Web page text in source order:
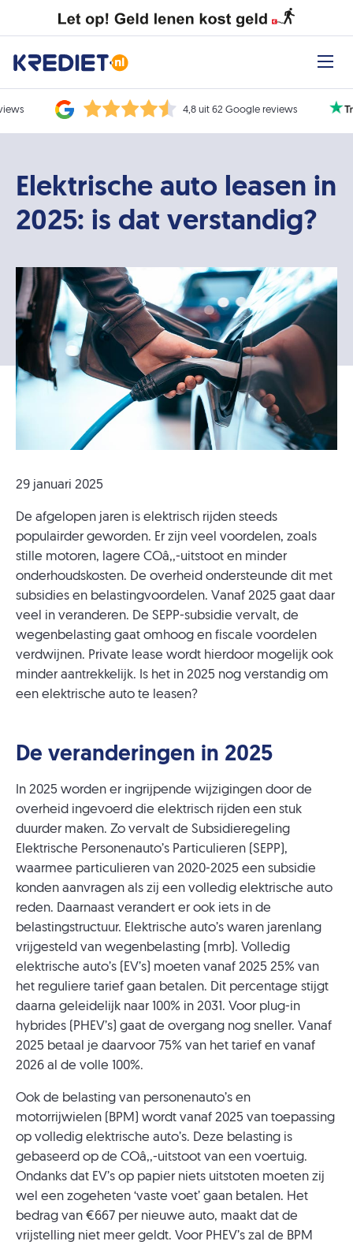
4,8 uit 62 Google reviews
Elektrische auto leasen in
2025: is dat verstandig?
29 januari 2025
De afgelopen jaren is elektrisch rijden steeds
populairder geworden. Er zijn veel voordelen, zoals
stille motoren, lagere COâ‚‚-uitstoot en minder
onderhoudskosten. De overheid ondersteunde dit met
subsidies en belastingvoordelen. Vanaf 2025 gaat daar
veel in veranderen. De SEPP-subsidie vervalt, de
wegenbelasting gaat omhoog en fiscale voordelen
verdwijnen. Private lease wordt hierdoor mogelijk ook
minder aantrekkelijk. Is het in 2025 nog verstandig om
een elektrische auto te leasen?
De veranderingen in 2025
In 2025 worden er ingrijpende wijzigingen door de
overheid ingevoerd die elektrisch rijden een stuk
duurder maken. Zo vervalt de Subsidieregeling
Elektrische Personenauto’s Particulieren (SEPP),
waarmee particulieren van 2020-2025 een subsidie
konden aanvragen als zij een volledig elektrische auto
reden. Daarnaast verandert er ook iets in de
belastingstructuur. Elektrische auto’s waren jarenlang
vrijgesteld van wegenbelasting (mrb). Volledig
elektrische auto’s (EV’s) moeten vanaf 2025 25% van
het reguliere tarief gaan betalen. Dit percentage stijgt
daarna geleidelijk naar 100% in 2031. Voor plug-in
hybrides (PHEV’s) gaat de overgang nog sneller. Vanaf
2025 betaal je daarvoor 75% van het tarief en vanaf
2026 al de volle 100%.
Ook de belasting van personenauto’s en
motorrijwielen (BPM) wordt vanaf 2025 van toepassing
op volledig elektrische auto’s. Deze belasting is
gebaseerd op de COâ‚‚-uitstoot van een voertuig.
Ondanks dat EV’s op papier niets uitstoten moeten zij
wel een zogeheten ‘vaste voet’ gaan betalen. Het
bedrag van €667 per nieuwe auto, maakt dat de
vrijstelling niet meer geldt. Voor PHEV’s zal de BPM